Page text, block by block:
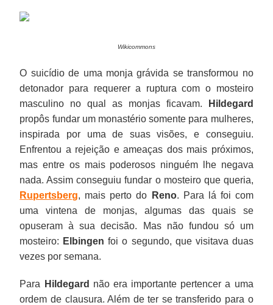
Wikicommons
O suicídio de uma monja grávida se transformou no
detonador para requerer a ruptura com o mosteiro
masculino no qual as monjas ficavam.
Hildegard
propôs fundar um monastério somente para mulheres,
inspirada por uma de suas visões, e conseguiu.
Enfrentou a rejeição e ameaças dos mais próximos,
mas entre os mais poderosos ninguém lhe negava
nada. Assim conseguiu fundar o mosteiro que queria,
Rupertsberg, mais perto do Reno. Para lá foi com
uma vintena de monjas, algumas das quais se
opuseram à sua decisão. Mas não fundou só um
mosteiro: Elbingen foi o segundo, que visitava duas
vezes por semana.
Para Hildegard não era importante pertencer a uma
ordem de clausura. Além de ter se transferido para o